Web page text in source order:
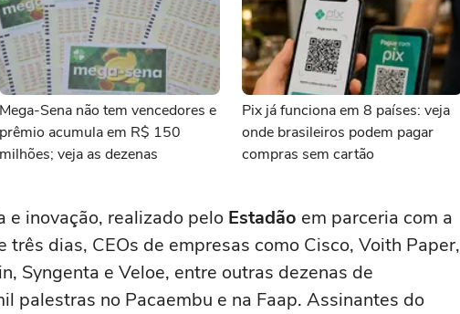
Mega-Sena não tem vencedores e
prêmio acumula em R$ 150
milhões; veja as dezenas
Pix já funciona em 8 países: veja
onde brasileiros podem pagar
compras sem cartão
inovação, realizado pelo Estadão em parceria com a
três dias, CEOs de empresas como Cisco, Voith Paper,
Syngenta e Veloe, entre outras dezenas de
palestras no Pacaembu e na Faap. Assinantes do